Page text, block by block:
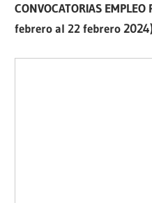
CONVOCATORIAS
febrero al 22 febrero